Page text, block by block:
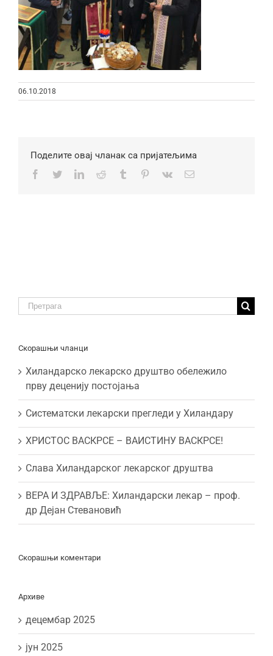
06.10.2018
Поделите овај чланак са пријатељима
Facebook
TwitterLinkedInReddit Tumblr Pinterest
Vk Email
Traži:
Скорашњи чланци
Хиландарско лекарско друштво обележило
прву деценију постојања
Систематски лекарски прегледи у Хиландару
ХРИСТОС ВАСКРСЕ – ВАИСТИНУ ВАСКРСЕ!
Слава Хиландарског лекарског друштва
ВЕРА И ЗДРАВЉЕ: Хиландарски лекар – проф.
др Дејан Стевановић
Скорашњи коментари
Архиве
децембар 2025
јун 2025